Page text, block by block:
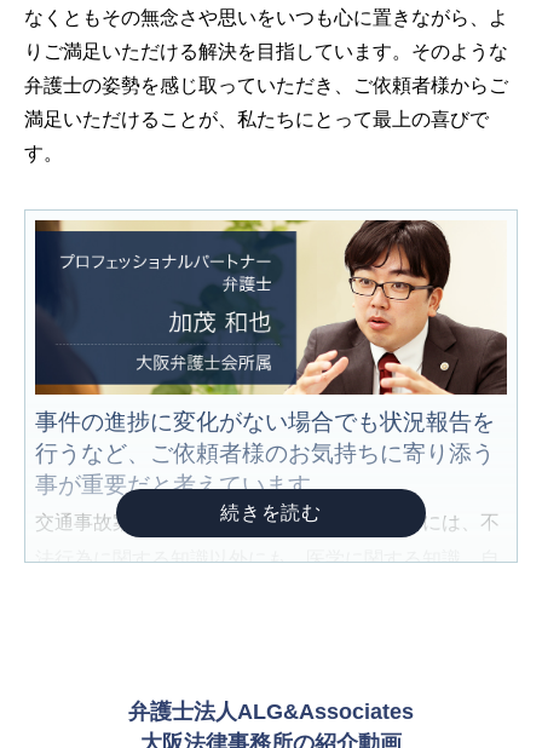
なくともその無念さや思いをいつも心に置きながら、よ
りご満足いただける解決を目指しています。そのような
弁護士の姿勢を感じ取っていただき、ご依頼者様からご
満足いただけることが、私たちにとって最上の喜びで
す。
事件の進捗に変化がない場合でも状況報告を
行うなど、ご依頼者様のお気持ちに寄り添う
事が重要だと考えています。
交通事故案件を適切かつ迅速に処理するためには、不
法行為に関する知識以外にも、医学に関する知識、自
ために、これらの専門的な知識や能力を駆使して事件
を解決することにやりがいを感じたため、交通事故案
弁護士法人ALG&Associates
大阪法律事務所の紹介動画